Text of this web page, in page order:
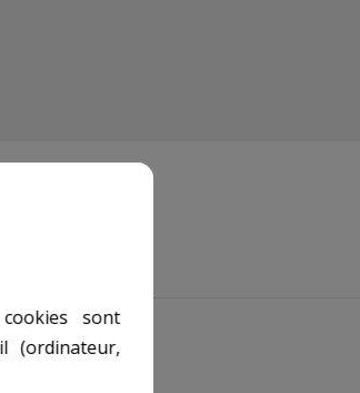
sont
(ordinateur,